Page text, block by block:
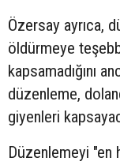
Özersay ayrıca,
öldürmeye
kapsamadığını
düzenleme,
giyenleri
Düzenlemeyi